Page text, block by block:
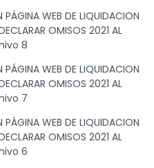
WEB DE LIQUIDACION
OMISOS 2021 AL
8
WEB DE LIQUIDACION
OMISOS 2021 AL
7
WEB DE LIQUIDACION
OMISOS 2021 AL
6